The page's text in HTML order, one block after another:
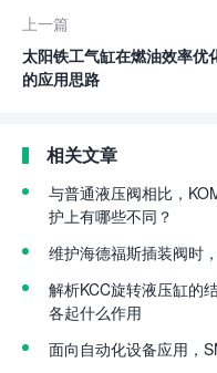
上一篇
太阳铁工气缸在燃油效率优
的应用思路
相关文章
与普通液压阀相比，
护上有哪些不同？
维护海德福斯插装阀时
解析KCC旋转液压缸的
各起什么作用
面向自动化设备应用，